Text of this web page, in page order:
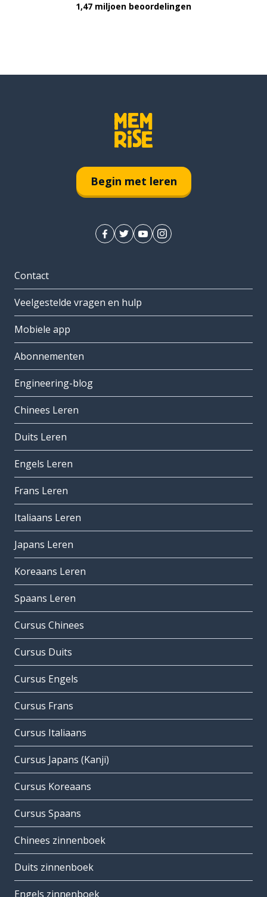
1,47 miljoen beoordelingen
Begin met leren
Contact
Veelgestelde vragen en hulp
Mobiele app
Abonnementen
Engineering-blog
Chinees Leren
Duits Leren
Engels Leren
Frans Leren
Italiaans Leren
Japans Leren
Koreaans Leren
Spaans Leren
Cursus Chinees
Cursus Duits
Cursus Engels
Cursus Frans
Cursus Italiaans
Cursus Japans (Kanji)
Cursus Koreaans
Cursus Spaans
Chinees zinnenboek
Duits zinnenboek
Engels zinnenboek